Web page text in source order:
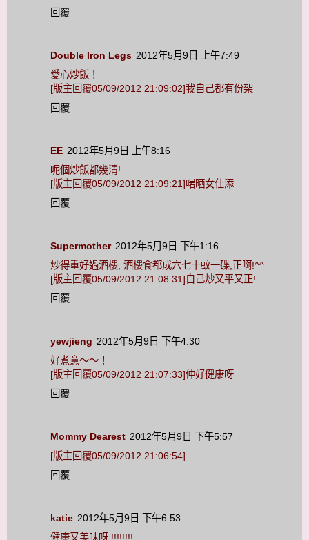
回覆
Double Iron Legs 2012年5月9日 上午7:49
愛心炒飯！
[版主回覆05/09/2012 21:09:02]我自己都有份架
回覆
EE 2012年5月9日 上午8:16
呢個炒飯都幾清!
[版主回覆05/09/2012 21:09:21]啱晒女仕添
回覆
Supermother 2012年5月9日 下午1:16
炒得重好過酒樓, 酒樓食都成六七十蚊一碟,正啊!^^
[版主回覆05/09/2012 21:08:31]自己炒又平又正!
回覆
yewjieng 2012年5月9日 下午4:30
好煮意～～！
[版主回覆05/09/2012 21:07:33]仲好健康呀
回覆
Mommy Dearest 2012年5月9日 下午5:57
[版主回覆05/09/2012 21:06:54]
回覆
katie 2012年5月9日 下午6:53
健康又美味呀 !!!!!!!!